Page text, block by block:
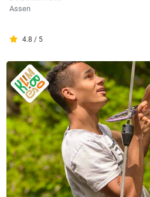
Assen
4.8 / 5